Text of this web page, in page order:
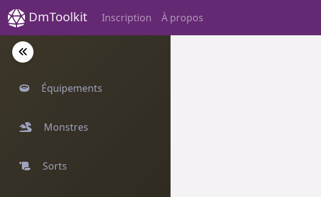
DmToolkit Inscription À propos
Équipements
Monstres
Sorts